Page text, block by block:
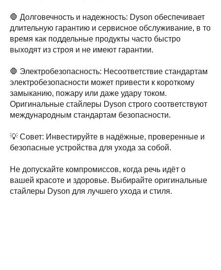
🛑 Долговечность и надежность: Dyson обеспечивает
длительную гарантию и сервисное обслуживание, в то
время как поддельные продукты часто быстро
выходят из строя и не имеют гарантии.
🛑 Электробезопасность: Несоответствие стандартам
электробезопасности может привести к короткому
замыканию, пожару или даже удару током.
Оригинальные стайлеры Dyson строго соответствуют
международным стандартам безопасности.
💡 Совет: Инвестируйте в надёжные, проверенные и
безопасные устройства для ухода за собой.
Не допускайте компромиссов, когда речь идёт о
вашей красоте и здоровье. Выбирайте оригинальные
стайлеры Dyson для лучшего ухода и стиля.